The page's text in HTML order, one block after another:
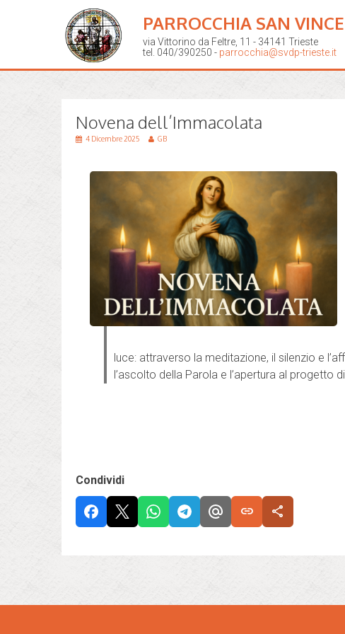
PARROCCHIA SAN
via Vittorino da Feltre, 11 - 34141 Trieste
tel. 040/390250 - parrocchia@svdp-trieste.it
Novena dell’Immacolata
4 Dicembre 2025 GB
luce: attraverso la meditazione, il silenzio e
l’ascolto della Parola e l’apertura al progetto
Condividi
link share